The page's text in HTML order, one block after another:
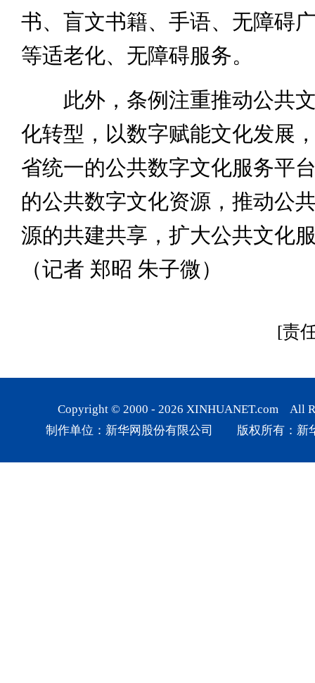
书、盲文书籍、手语、无障碍
等适老化、无障碍服务。
此外，条例注重推动公共文
化转型，以数字赋能文化发展
省统一的公共数字文化服务平
的公共数字文化资源，推动公
源的共建共享，扩大公共文化
（记者 郑昭 朱子微）
[责
Copyright © 2000 - 2026 XINHUANET.com All
制作单位：新华网股份有限公司 版权所有：新